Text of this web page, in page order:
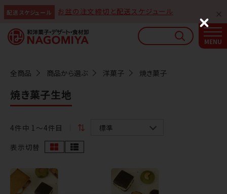
配送スケジュール お盆の注文締切と配送スケジュール
全商品 商品から選ぶ 洋菓子 焼き菓子
焼き菓子生地
4件中 1〜4件目
表示切替
なごみやAIガイド
AIがなごみやの使い方をお答えします
C
l
o